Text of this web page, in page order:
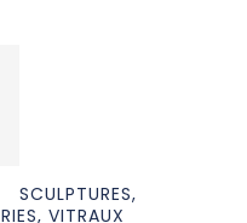
SCULPTURES,
VITRAUX